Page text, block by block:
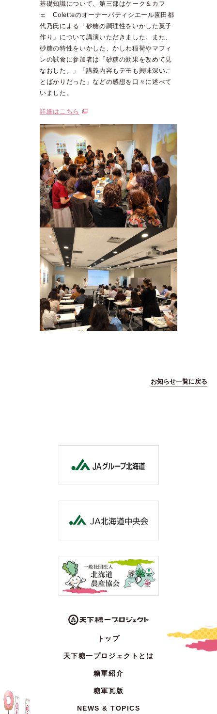
基礎知識について、第三部はケーク＆カフ
ェ Coletteのオーナーパティシエール園田都
代乃氏による「砂糖の調理性をいかした菓子
作り」について講演いただきました。また、
砂糖の特性をいかした、かしわ稲荷やマフィ
ンの試食に参加者は「砂糖の効果を改めて見
なおした。」「講義内容もデモも興味深いこ
とばかりだった」などの感想を口々に述べて
いました。
詳細はこちら
お知らせ一覧に戻る
トップ
天下糖一プロジェクトとは
糖軍紹介
糖軍瓦版
NEWS & TOPICS